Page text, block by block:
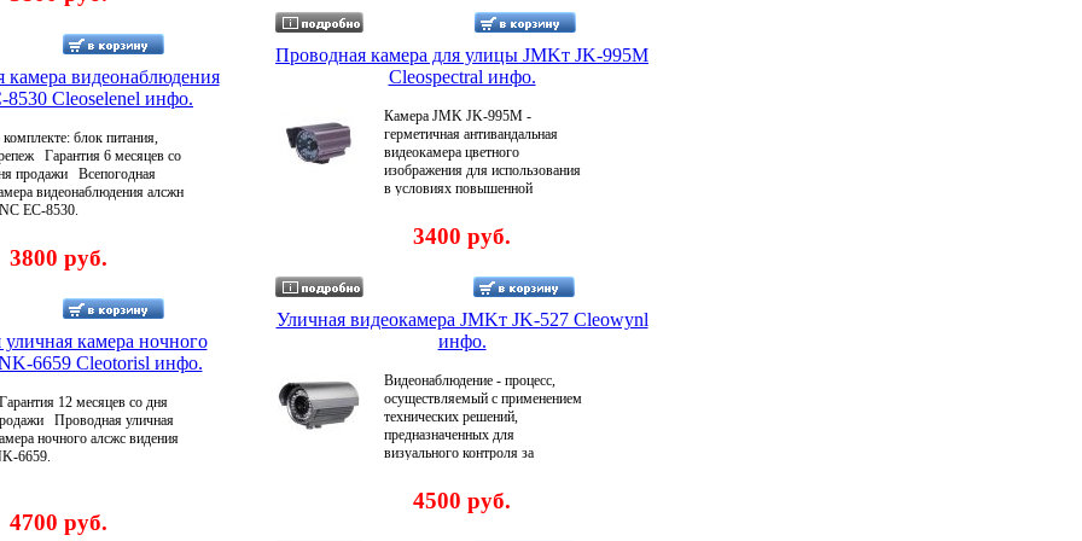
видеокамеры обеспечивает ее
установку на стены, подвесные и
капитальные потолки, а также
конструктивные элементы
Установка облегчается
с крепежным
Шаровой шарнир
обеспечивает
видеокамеры в любом
относительно
сертифицирован Гарантия 12
месяцев со дня продажи .
изменения полярности
прожектор 55 светодиода (до 60
Автоматическое
ИК прожектора
для эксплуатации
следующих условиях:
температур от -30°С до
Относительная влажность
до 90 %; Атмосферное
продажи .
камера видеонаблюдения
8530 Cleoselenel инфо.
блок питания,
Гарантия 6 месяцев со
продажи Всепогодная
видеонаблюдения алсжн
EC-8530.
3800 руб.
камера ночного
6659 Cleotorisl инфо.
Гарантия 12 месяцев со дня
Проводная уличная
ночного алсжс видения
6659.
4700 руб.
продажи .
Проводная камера для улицы JMKт JK-995M
Cleospectral инфо.
Камера JMK JK-995M -
герметичная антивандальная
видеокамера цветного
изображения для использования
в условиях повышенной
снабжена инфракрасной
подсветкой, что позволяет
при полной темноте Телекамера
комплектуется солнцезащитным
козырьком и кронштейном ИК
прожектор до 45 метров
Водонепроницаемый корпус
прожектора Гарантия - 6
месяцев со дня продажи .
3400 руб.
Уличная видеокамера JMKт JK-527 Cleowynl
инфо.
Видеонаблюдение - процесс,
осуществляемый с применением
технических решений,
предназначенных для
визуального контроля за
наблюдаемыми территориями,
объектами, субъектами Второе
4500 руб.